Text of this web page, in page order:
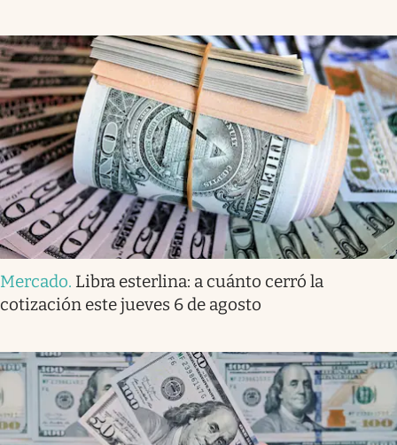
Mercado. Libra esterlina: a cuánto cerró la
cotización este jueves 6 de agosto